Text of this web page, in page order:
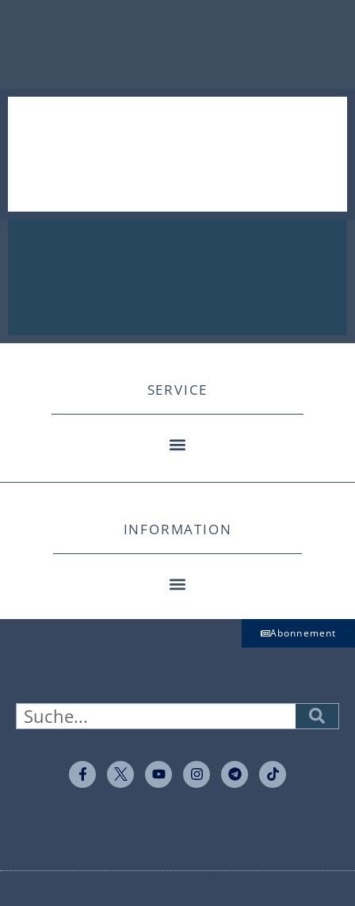
SERVICE
INFORMATION
Abonnement